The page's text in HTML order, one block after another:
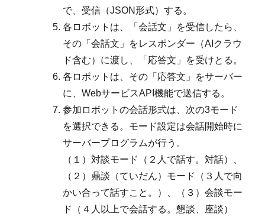
で、受信（JSON形式）する。
各ロボットは、「会話文」を受信したら、
その「会話文」をレスポンダー（AIクラウ
ド含む）に渡し、「応答文」を受けとる。
各ロボットは、その「応答文」をサーバー
に、WebサービスAPI機能で送信する。
参加ロボットの会話形式は、次の3モード
を選択できる。モード設定は会話開始時に
サーバープログラムが行う。
（１）対談モード（２人で話す。対話）、
（２）鼎談（ていだん）モード（３人で向
かい合って話すこと。）、（３）会談モー
ド（４人以上で会話する。懇談、座談）